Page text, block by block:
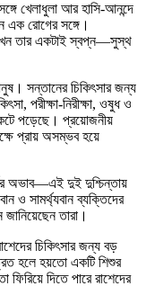
খেলাধুলা আর হাসি-আনন্দে
এক রোগের সঙ্গে।
তার একটাই স্বপ্ন—সুস্থ
সন্তানের চিকিৎসার জন্য
পরীক্ষা-নিরীক্ষা, ওষুধ ও
পড়েছে। প্রয়োজনীয়
প্রায় অসম্ভব হয়ে
অভাব—এই দুই দুশ্চিন্তায়
ও সামর্থ্যবান ব্যক্তিদের
তারা।
চিকিৎসার জন্য বড়
হলে হয়তো একটি শিশুর
দিতে পারে রাশেদের